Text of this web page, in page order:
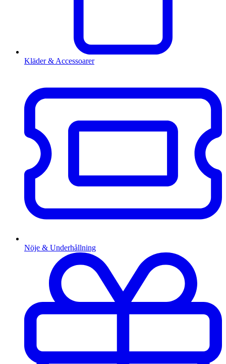
Kläder & Accessoarer
Nöje & Underhållning